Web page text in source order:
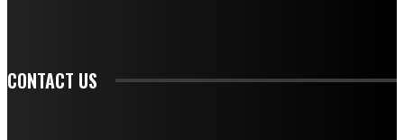
CONTACT US